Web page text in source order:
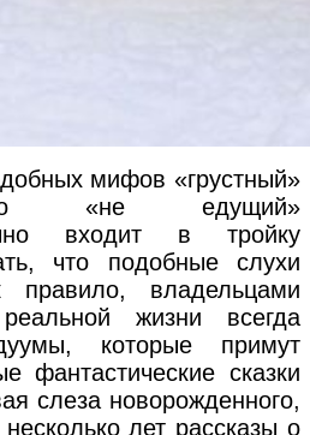
мифов «грустный»
«не едущий»
входит в тройку
что подобные слухи
правило, владельцами
жизни всегда
которые примут
сказки
слеза новорожденного,
лет рассказы о